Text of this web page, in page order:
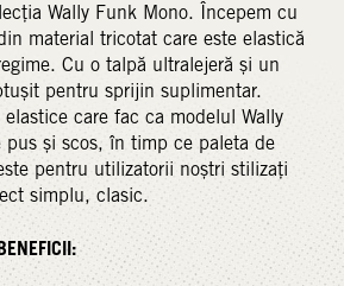
Wally Funk Mono. Începem cu
material tricotat care este elastică
Cu o talpă ultralejeră și un
pentru sprijin suplimentar.
care fac ca modelul Wally
pus și scos, în timp ce paleta de
pentru utilizatorii noștri stilizați
simplu, clasic.